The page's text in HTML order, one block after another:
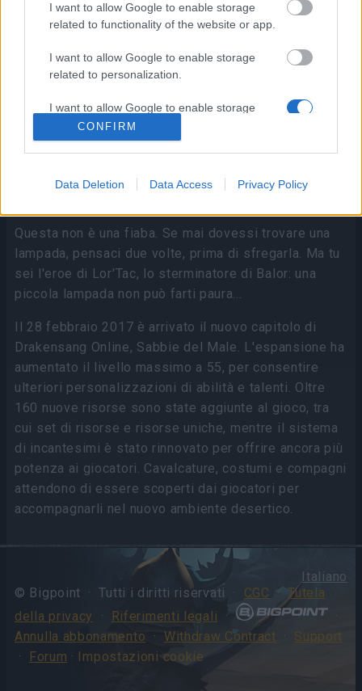
I want to allow Google to enable storage
related to functionality of the website or app.
I want to allow Google to enable storage
related to personalization.
I want to allow Google to enable storage
related to security, including authentication
functionality and fraud prevention, and other
CONFIRM
Data Deletion Data Access Privacy Policy
Questa non è una fiaba. Se mai dovessi trovare una
lampada, pensaci due volte, prima di sfregarla. Ma tu
sei l'eroe di Lor'Tac, lo sterminatore di Balor: una
piccola lampada non può farti paura...
Il 28 febbraio 2017 è arrivato il nuovo capitolo di
Drakensang Online, Sabbie del Male. L'espansione ha
aumentato il livello massimo a 55, per consentire
ulteriori personalizzazioni di abilità e talenti. Oltre
160 nuove risorse sono state aggiunte al gioco, tra
cui set di risorse e risorse uniche, mentre il sistema
di incantesimi è stato rinnovato per offrire ancora più
potenza ai giocatori. Cavalcature, costumi e compagni
attendono di essere scoperti dai giocatori per
accompagnarli nel nuovo ambiente desertico.
Italiano
© Bigpoint · Tutti i diritti riservati · CGC ·Tutela
della privacy
· Riferimenti legali ·
·
Annulla abbonamento · Withdraw Contract · Support
·
Forum · Impostazioni cookie